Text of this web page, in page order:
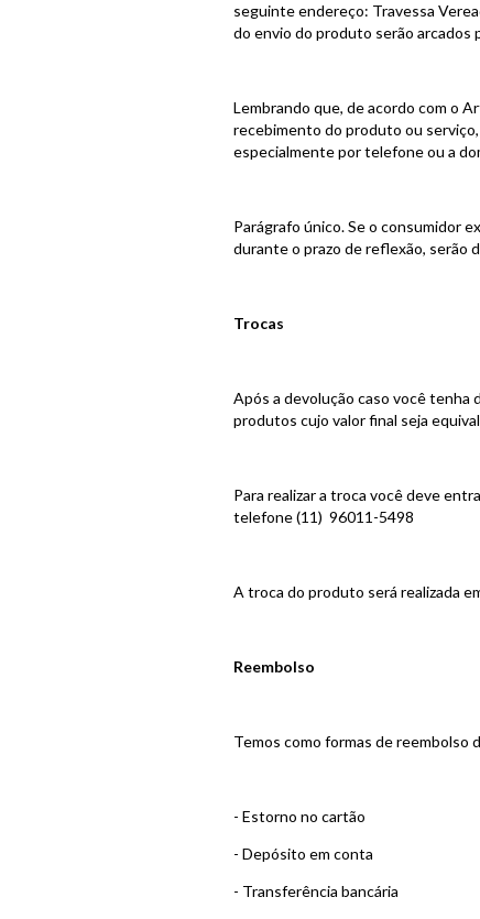
seguinte endereço: Travessa
do envio do produto serão arcados
Lembrando que, de acordo com o
recebimento do produto ou
especialmente por telefone ou a
Parágrafo único. Se o consumidor
durante o prazo de reflexão, serão
Trocas
Após a devolução caso você
produtos cujo valor final seja
Para realizar a troca você deve
telefone (11) 96011-5498
A troca do produto será realizada
Reembolso
Temos como formas de reembolso
- Estorno no cartão
- Depósito em conta
- Transferência bancária